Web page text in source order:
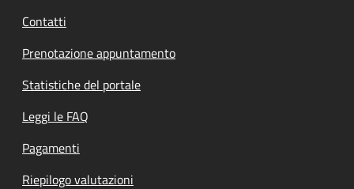
Contatti
Prenotazione appuntamento
Statistiche del portale
Leggi le FAQ
Pagamenti
Riepilogo valutazioni